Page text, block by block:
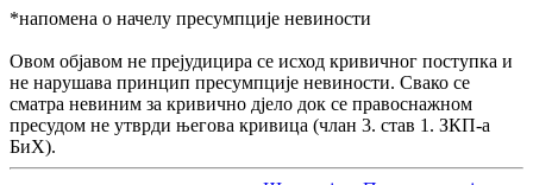
*напомена о начелу пресумпције невиности
Овом објавом не прејудицира се исход кривичног поступка и
не нарушава принцип пресумпције невиности. Свако се
сматра невиним за кривично дјело док се правоснажном
пресудом не утврди његова кривица (члан 3. став 1. ЗКП-а
БиХ).